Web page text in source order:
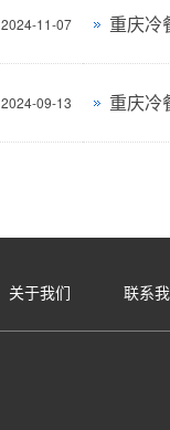
2024-11-07 重庆冷
2024-09-13 重庆冷
关于我们 联系